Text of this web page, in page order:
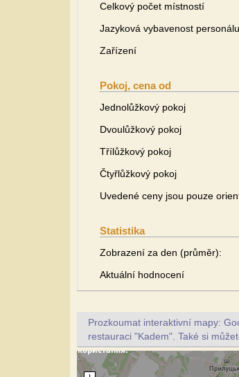
Celkový počet místností
Jazyková vybavenost personálu
Zařízení
Pokoj, cena od
Jednolůžkový pokoj
Dvoulůžkový pokoj
Třílůžkový pokoj
Čtyřlůžkový pokoj
Uvedené ceny jsou pouze
Statistika
Zobrazení za den (průměr):
Aktuální hodnocení
Prozkoumat interaktivní mapy:
restauraci "Kadem". Také si